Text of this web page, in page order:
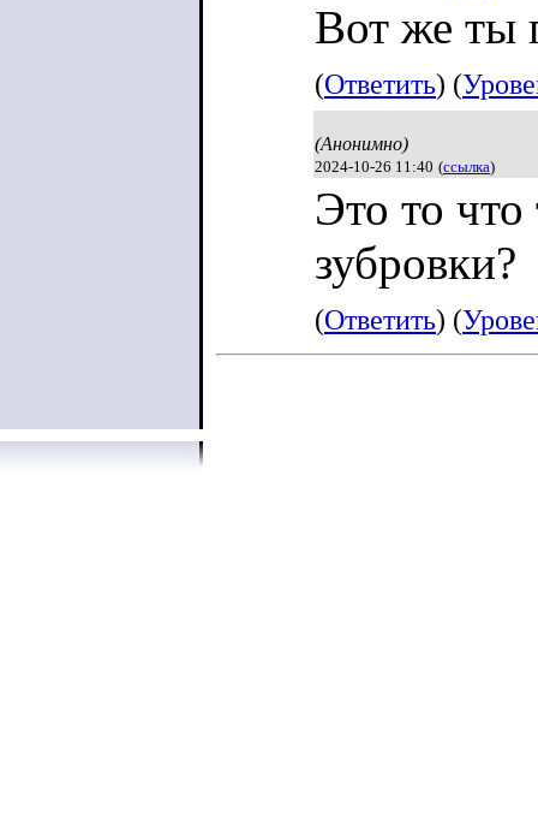
Вот же ты
(Ответить) (
(Анонимно)
2024-10-26 11:40 (ссылка)
Это то что
зубровки?
(Ответить) (